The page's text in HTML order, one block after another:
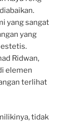
yang sangat
yang
Ridwan,
elemen
terlihat
tidak